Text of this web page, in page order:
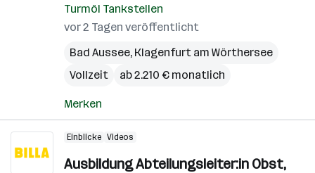
Turmöl Tankstellen
vor 2 Tagen veröffentlicht
Bad Aussee, Klagenfurt am Wörthersee
Vollzeit
ab 2.210 € monatlich
Merken
Einblicke Videos
Ausbildung Abteilungsleiter:in Obst,